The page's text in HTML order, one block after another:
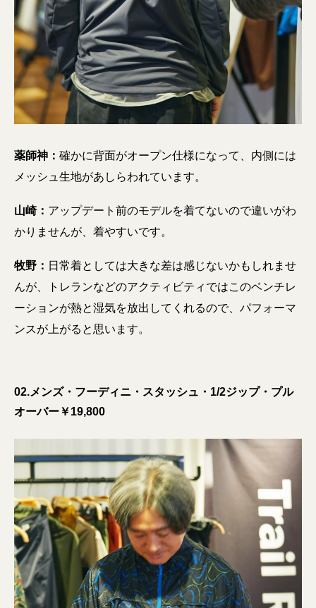
薬師神： 確かに背面がオープン仕様になって、内側には
メッシュ生地があしらわれています。
山崎： アップデート前のモデルを着てないので違いがわ
かりませんが、着やすいです。
牧野： 日常着としては大きな差は感じないかもしれませ
んが、トレランなどのアクティビティではこのベンチレ
ーションが熱と湿気を放出してくれるので、パフォーマ
ンスが上がると思います。
02.メンズ・フーディニ・スタッシュ・1/2ジップ・プル
オーバー￥19,800